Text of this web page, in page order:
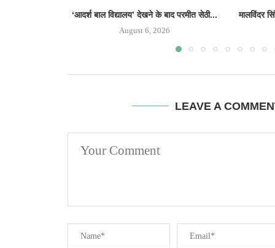
‘आदर्श बाल विद्यालय’ देखने के बाद परमीत सेठी...
August 6, 2026
मालविंदर
LEAVE A